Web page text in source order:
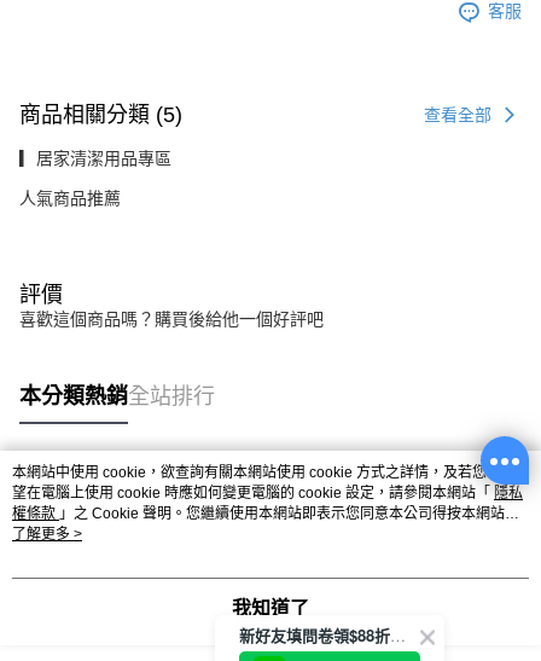
客服
商品相關分類 (5) 查看全部
▎居家清潔用品專區
人氣商品推薦
評價
喜歡這個商品嗎？購買後給他一個好評吧
本分類熱銷全站排行
熱門標籤
本網站中使用 cookie，欲查詢有關本網站使用 cookie 方式之詳情，及若您不希
望在電腦上使用 cookie 時應如何變更電腦的 cookie 設定，請參閱本網站「 隱私
權條款 」之 Cookie 聲明。您繼續使用本網站即表示您同意本公司得按本網站使
用條款之 Cookie 聲明使用 cookie。
了解更多 >
我知道了
新好友填問卷領$88折扣金